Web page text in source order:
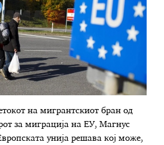
на мигрантскиот бран од
за миграција на ЕУ, Магнус
унија решава кој може,